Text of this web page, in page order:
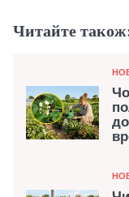
Читайте